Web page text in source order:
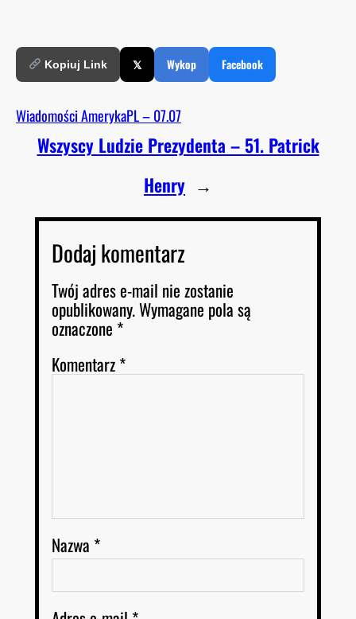
Kopiuj Link 𝕏 Wykop Facebook
Wiadomości AmerykaPL – 07.07
Wszyscy Ludzie Prezydenta – 51. Patrick
Henry →
Dodaj komentarz
Twój adres e-mail nie zostanie
opublikowany.Wymagane pola są
oznaczone *
Komentarz*
Nazwa *